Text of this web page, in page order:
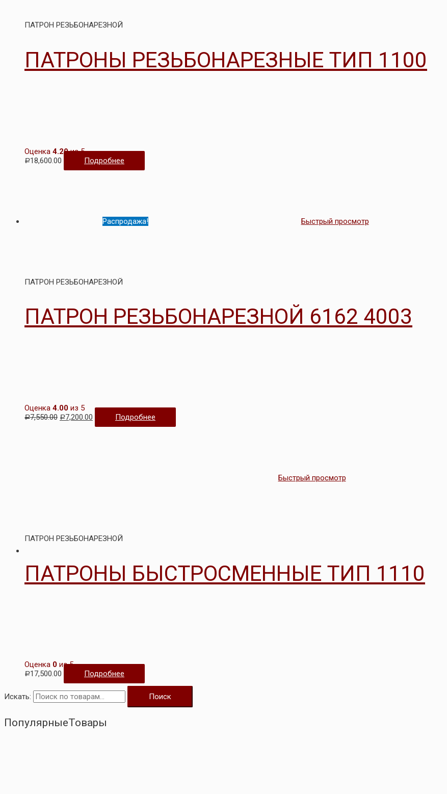
ПАТРОН РЕЗЬБОНАРЕЗНОЙ
ПАТРОНЫ РЕЗЬБОНАРЕЗНЫЕ ТИП 1100
Оценка 4.29из 5
Р18,600.00 Подробнее
Распродажа! Быстрый просмотр
ПАТРОН РЕЗЬБОНАРЕЗНОЙ
ПАТРОН РЕЗЬБОНАРЕЗНОЙ 6162 4003
Оценка 4.00 из 5
Р7,550.00 Р7,200.00 Подробнее
Быстрый просмотр
ПАТРОН РЕЗЬБОНАРЕЗНОЙ
ПАТРОНЫ БЫСТРОСМЕННЫЕ ТИП 1110
Оценка 0 из 5
Р17,500.00 Подробнее
Искать: Поиск
ПопулярныеТовары